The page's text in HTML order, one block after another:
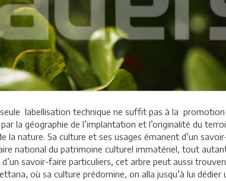
labellisation technique ne suffit pas à la
la géographie de l’implantation et l’originalité du
la nature. Sa culture et ses usages émanent d’un
national du patrimoine culturel immatériel, tout
savoir-faire particuliers, cet arbre peut aussi
où sa culture prédomine, on alla jusqu’à lui dédier